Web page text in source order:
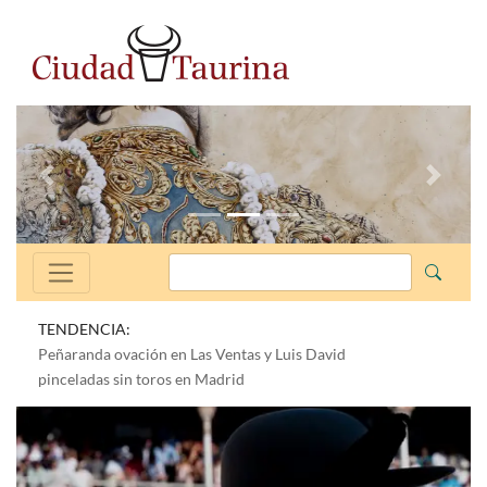
Anterior
TENDENCIA:
Peñaranda ovación en Las Ventas y Luis David
pinceladas sin toros en Madrid